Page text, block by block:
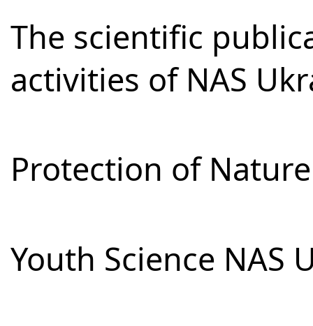
The scientific
activities of NAS
Protection of
Youth Science NAS